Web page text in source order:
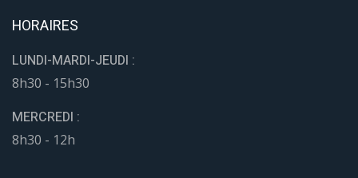
HORAIRES
LUNDI-MARDI-JEUDI :
8h30 - 15h30
MERCREDI :
8h30 - 12h